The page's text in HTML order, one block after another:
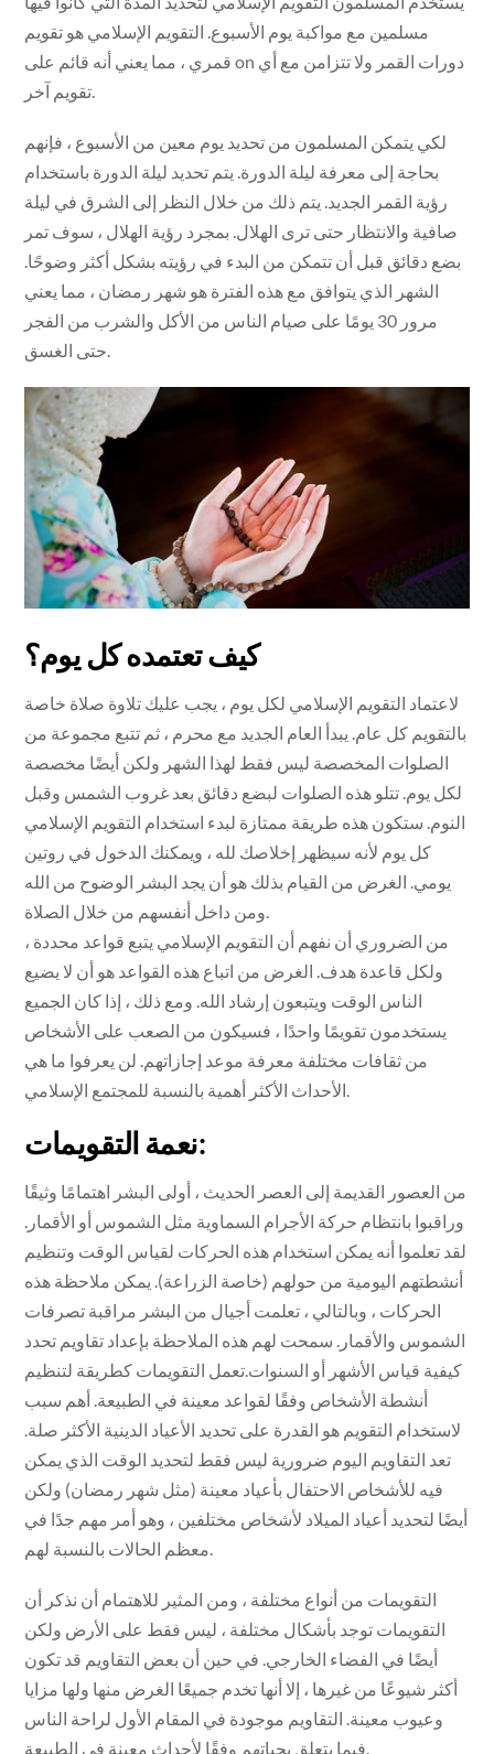
مسلمين مع مواكبة يوم الأسبوع. التقويم الإسلامي هو تقويم
قمري ، مما يعني أنه قائم على on دورات القمر ولا تتزامن مع أي
تقويم آخر.
لكي يتمكن المسلمون من تحديد يوم معين من الأسبوع ، فإنهم
بحاجة إلى معرفة ليلة الدورة. يتم تحديد ليلة الدورة باستخدام
رؤية القمر الجديد. يتم ذلك من خلال النظر إلى الشرق في ليلة
صافية والانتظار حتى ترى الهلال. بمجرد رؤية الهلال ، سوف تمر
بضع دقائق قبل أن تتمكن من البدء في رؤيته بشكل أكثر وضوحًا.
الشهر الذي يتوافق مع هذه الفترة هو شهر رمضان ، مما يعني
مرور 30 يومًا على صيام الناس من الأكل والشرب من الفجر
حتى الغسق.
كيف تعتمده كل يوم؟
لاعتماد التقويم الإسلامي لكل يوم ، يجب عليك تلاوة صلاة خاصة
بالتقويم كل عام. يبدأ العام الجديد مع محرم ، ثم تتبع مجموعة من
الصلوات المخصصة ليس فقط لهذا الشهر ولكن أيضًا مخصصة
لكل يوم. تتلو هذه الصلوات لبضع دقائق بعد غروب الشمس وقبل
النوم. ستكون هذه طريقة ممتازة لبدء استخدام التقويم الإسلامي
كل يوم لأنه سيظهر إخلاصك لله ، ويمكنك الدخول في روتين
يومي. الغرض من القيام بذلك هو أن يجد البشر الوضوح من الله
ومن داخل أنفسهم من خلال الصلاة.
من الضروري أن نفهم أن التقويم الإسلامي يتبع قواعد محددة ،
ولكل قاعدة هدف. الغرض من اتباع هذه القواعد هو أن لا يضيع
الناس الوقت ويتبعون إرشاد الله. ومع ذلك ، إذا كان الجميع
يستخدمون تقويمًا واحدًا ، فسيكون من الصعب على الأشخاص
من ثقافات مختلفة معرفة موعد إجازاتهم. لن يعرفوا ما هي
الأحداث الأكثر أهمية بالنسبة للمجتمع الإسلامي.
نعمة التقويمات:
من العصور القديمة إلى العصر الحديث ، أولى البشر اهتمامًا وثيقًا
وراقبوا بانتظام حركة الأجرام السماوية مثل الشموس أو الأقمار.
لقد تعلموا أنه يمكن استخدام هذه الحركات لقياس الوقت وتنظيم
أنشطتهم اليومية من حولهم (خاصة الزراعة). يمكن ملاحظة هذه
الحركات ، وبالتالي ، تعلمت أجيال من البشر مراقبة تصرفات
الشموس والأقمار. سمحت لهم هذه الملاحظة بإعداد تقاويم تحدد
كيفية قياس الأشهر أو السنوات.تعمل التقويمات كطريقة لتنظيم
أنشطة الأشخاص وفقًا لقواعد معينة في الطبيعة. أهم سبب
لاستخدام التقويم هو القدرة على تحديد الأعياد الدينية الأكثر صلة.
تعد التقاويم اليوم ضرورية ليس فقط لتحديد الوقت الذي يمكن
فيه للأشخاص الاحتفال بأعياد معينة (مثل شهر رمضان) ولكن
أيضًا لتحديد أعياد الميلاد لأشخاص مختلفين ، وهو أمر مهم جدًا في
معظم الحالات بالنسبة لهم.
التقويمات من أنواع مختلفة ، ومن المثير للاهتمام أن نذكر أن
التقويمات توجد بأشكال مختلفة ، ليس فقط على الأرض ولكن
أيضًا في الفضاء الخارجي. في حين أن بعض التقاويم قد تكون
أكثر شيوعًا من غيرها ، إلا أنها تخدم جميعًا الغرض منها ولها مزايا
وعيوب معينة. التقاويم موجودة في المقام الأول لراحة الناس
فيما يتعلق بحياتهم وفقًا لأحداث معينة في الطبيعة.